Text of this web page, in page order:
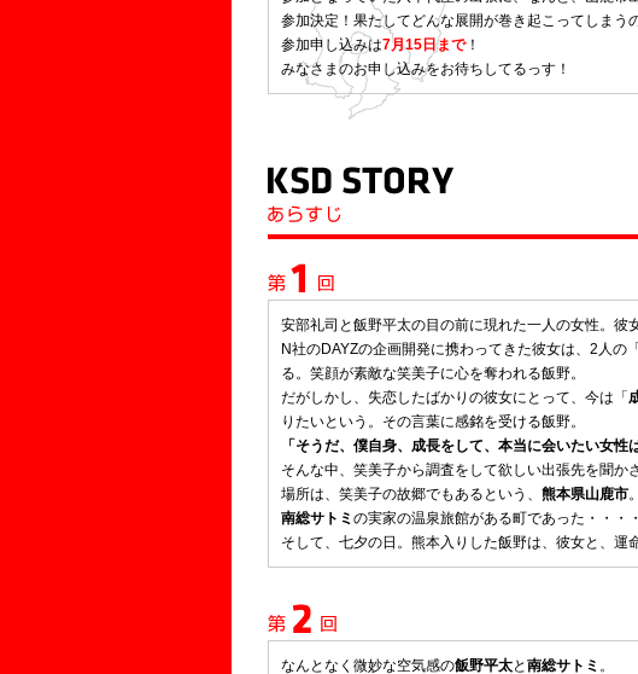
参加決定！果たしてどんな展開が巻き起こってしまう
参加申し込みは7月15日まで！
みなさまのお申し込みをお待ちしてるっす！
安部礼司と飯野平太の目の前に現れた一人の女性。彼
N社のDAYZの企画開発に携わってきた彼女は、2人の「
る。笑顔が素敵な笑美子に心を奪われる飯野。
だがしかし、失恋したばかりの彼女にとって、今は「
りたいという。その言葉に感銘を受ける飯野。
「そうだ、僕自身、成長をして、本当に会いたい女性
そんな中、笑美子から調査をして欲しい出張先を聞か
場所は、笑美子の故郷でもあるという、 熊本県山鹿市。
南総サトミ の実家の温泉旅館がある町であった・・・・
そして、七夕の日。熊本入りした飯野は、彼女と、運
なんとなく微妙な空気感の飯野平太と南総サトミ 。